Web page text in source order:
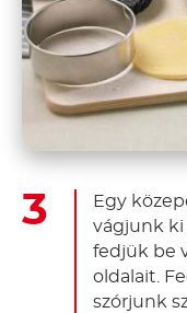
Egy
vágjunk ki
fedjük be
oldalait.
szórjunk